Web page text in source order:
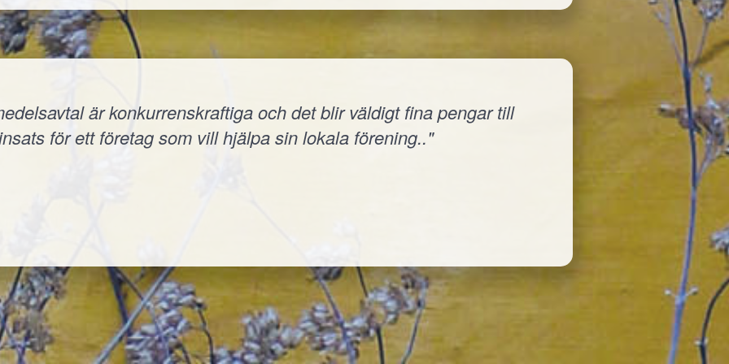
är konkurrenskraftiga och det blir väldigt fina pengar till
för ett företag som vill hjälpa sin lokala förening.."